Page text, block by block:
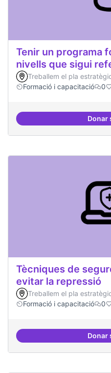
Tenir un programa
nivells que sigui
Treballem el pla
Formació i capacitació
0
Donar
Tècniques de
evitar la repressió
Treballem el pla
Formació i capacitació
0
Donar